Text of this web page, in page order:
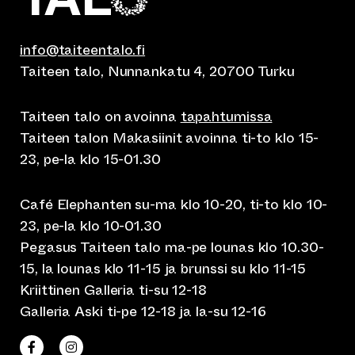
info@taiteentalo.fi
Taiteen talo, Nunnankatu 4, 20700 Turku
Taiteen talo on avoinna tapahtumissa
Taiteen talon Makasiinit avoinna ti-to klo 15-
23, pe-la klo 15-01.30
Café Elephanten su-ma klo 10-20, ti-to klo 10-
23, pe-la klo 10-01.30
Pegasus Taiteen talo ma-pe lounas klo 10.30-
15, la lounas klo 11-15 ja brunssi su klo 11-15
Kriittinen Galleria ti-su 12-18
Galleria Aski ti-pe 12-18 ja la-su 12-16